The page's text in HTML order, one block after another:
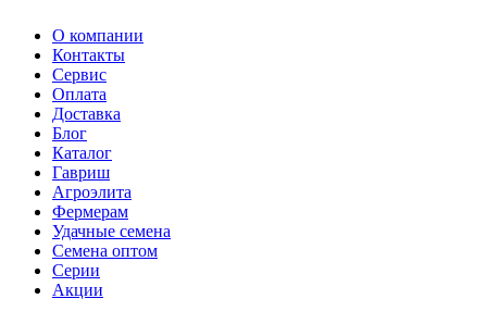
О компании
Контакты
Сервис
Оплата
Доставка
Блог
Каталог
Гавриш
Агроэлита
Фермерам
Удачные семена
Семена оптом
Серии
Акции